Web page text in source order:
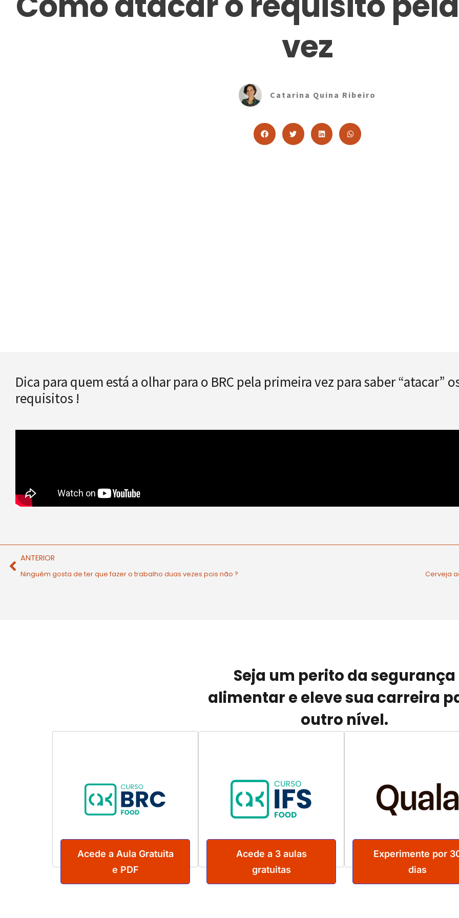
vez
Catarina Quina Ribeiro
Dica para quem está a olhar para o BRC pela primeira vez para saber “atacar”
requisitos !
ANTERIOR
Ninguém gosta de ter que fazer o trabalho duas vezes pois não ? Cerveja
Seja um perito da segurança
alimentar e eleve sua carreira
outro nível.
Acede a Aula Gratuita
e PDF
Acede a 3 aulas
gratuitas
Experimente por
dias